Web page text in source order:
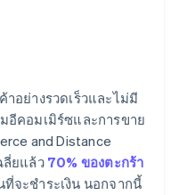
อย่างรวดเร็วและไม่มี
อีคอมเมิร์ซและการขาย
and Distance
ลี่ยแล้ว 70% ของตะกร้า
จะชำระเงิน นอกจากนี้